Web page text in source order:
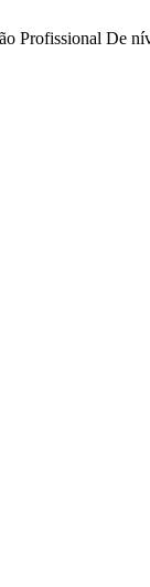
Profissional De